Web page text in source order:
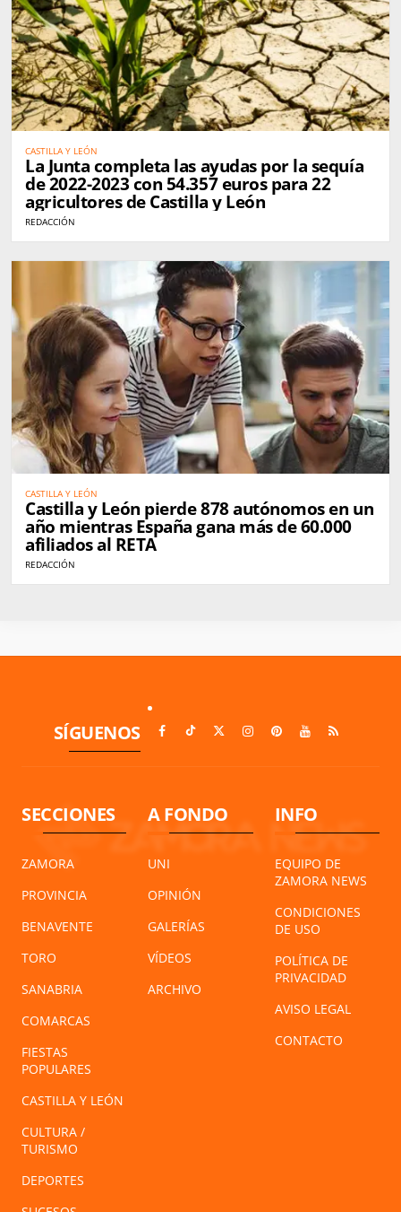
CASTILLA Y LEÓN
La Junta completa las ayudas por la sequía
de 2022-2023 con 54.357 euros para 22
agricultores de Castilla y León
REDACCIÓN
CASTILLA Y LEÓN
Castilla y León pierde 878 autónomos en un
año mientras España gana más de 60.000
afiliados al RETA
REDACCIÓN
SÍGUENOS
SECCIONES
ZAMORA
PROVINCIA
BENAVENTE
TORO
SANABRIA
COMARCAS
FIESTAS
POPULARES
CASTILLA Y LEÓN
CULTURA /
TURISMO
DEPORTES
A FONDO
UNI
OPINIÓN
GALERÍAS
VÍDEOS
ARCHIVO
INFO
EQUIPO DE
ZAMORA NEWS
CONDICIONES
DE USO
POLÍTICA DE
PRIVACIDAD
AVISO LEGAL
CONTACTO